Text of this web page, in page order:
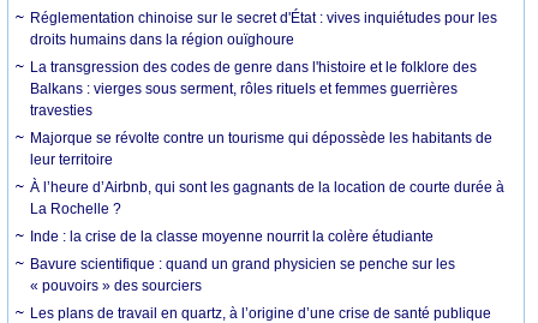
Réglementation chinoise sur le secret d'État : vives inquiétudes pour les
droits humains dans la région ouïghoure
La transgression des codes de genre dans l'histoire et le folklore des
Balkans : vierges sous serment, rôles rituels et femmes guerrières
travesties
Majorque se révolte contre un tourisme qui dépossède les habitants de
leur territoire
À l’heure d’Airbnb, qui sont les gagnants de la location de courte durée à
La Rochelle ?
Inde : la crise de la classe moyenne nourrit la colère étudiante
Bavure scientifique : quand un grand physicien se penche sur les
« pouvoirs » des sourciers
Les plans de travail en quartz, à l’origine d’une crise de santé publique